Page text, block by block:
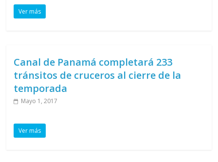
Ver más
Canal de Panamá completará 233
tránsitos de cruceros al cierre de la
temporada
Mayo 1, 2017
Ver más